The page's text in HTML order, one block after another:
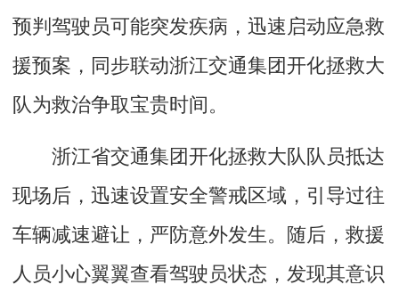
预判驾驶员可能突发疾病，迅速启动应急救
援预案，同步联动浙江交通集团开化拯救大
队为救治争取宝贵时间。
浙江省交通集团开化拯救大队队员抵达
现场后，迅速设置安全警戒区域，引导过往
车辆减速避让，严防意外发生。随后，救援
人员小心翼翼查看驾驶员状态，发现其意识